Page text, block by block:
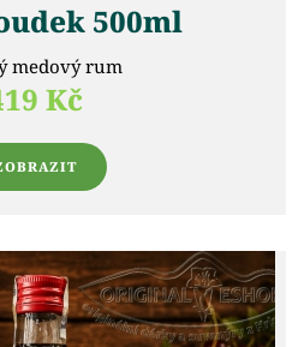
500ml
medový rum
Kč